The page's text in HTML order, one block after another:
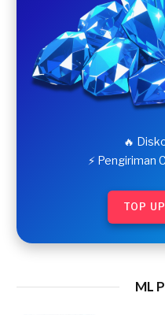
🔥
⚡ Pengiriman
TOP
ML